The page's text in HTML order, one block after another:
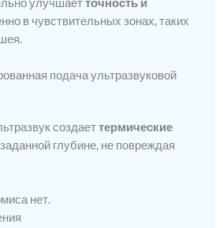
в чувствительных зонах, таких
подача ультразвуковой
создаеттермические
глубине, не повреждая
нет.